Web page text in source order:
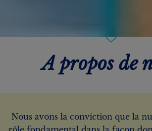
A propos de
Nous avons la conviction que la